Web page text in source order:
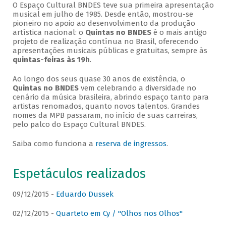
O Espaço Cultural BNDES teve sua primeira apresentação
musical em julho de 1985. Desde então, mostrou-se
pioneiro no apoio ao desenvolvimento da produção
artística nacional: o Quintas no BNDESé o mais antigo
projeto de realização contínua no Brasil, oferecendo
apresentações musicais públicas e gratuitas, sempre às
quintas-feiras às 19h.
Ao longo dos seus quase 30 anos de existência, o
Quintas no BNDESvem celebrando a diversidade no
cenário da música brasileira, abrindo espaço tanto para
artistas renomados, quanto novos talentos. Grandes
nomes da MPB passaram, no início de suas carreiras,
pelo palco do Espaço Cultural BNDES.
Saiba como funciona a reserva de ingressos.
Espetáculos realizados
09/12/2015 - Eduardo Dussek
02/12/2015 - Quarteto em Cy / "Olhos nos Olhos"